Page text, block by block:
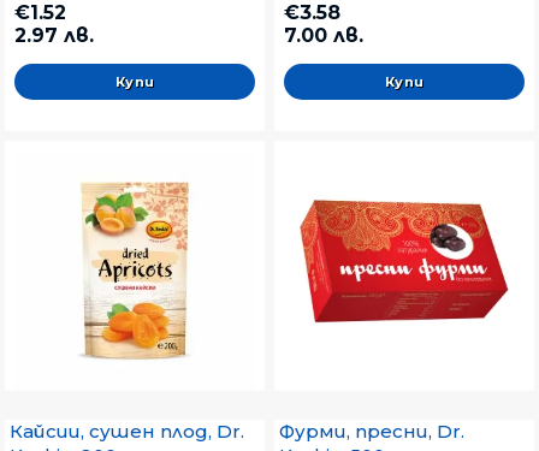
€1.52
2.97 лв.
€3.58
7.00 лв.
Кайсии, сушен плод, Dr.
Фурми, пресни, Dr.